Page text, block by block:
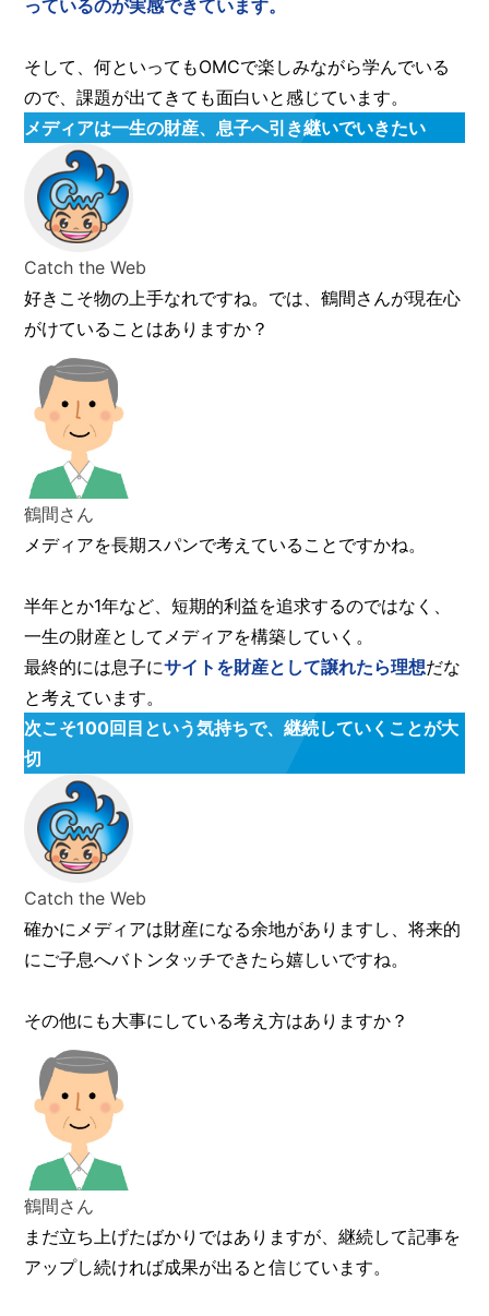
っているのが実感できています。
そして、何といってもOMCで楽しみながら学んでいる
ので、課題が出てきても面白いと感じています。
メディアは一生の財産、息子へ引き継いでいきたい
Catch the Web
好きこそ物の上手なれですね。では、鶴間さんが現在心
がけていることはありますか？
鶴間さん
メディアを長期スパンで考えていることですかね。
半年とか1年など、短期的利益を追求するのではなく、
一生の財産としてメディアを構築していく。
最終的には息子にサイトを財産として譲れたら理想だな
と考えています。
次こそ100回目という気持ちで、継続していくことが大
切
Catch the Web
確かにメディアは財産になる余地がありますし、将来的
にご子息へバトンタッチできたら嬉しいですね。
その他にも大事にしている考え方はありますか？
鶴間さん
まだ立ち上げたばかりではありますが、継続して記事を
アップし続ければ成果が出ると信じています。